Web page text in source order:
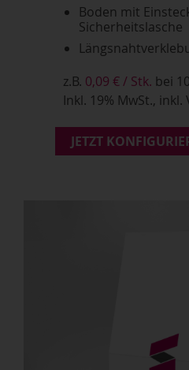
Boden mit
Sicherheitslasche
z.B. 0,09 € / Stk. bei
Inkl. 19% MwSt.,
JETZT